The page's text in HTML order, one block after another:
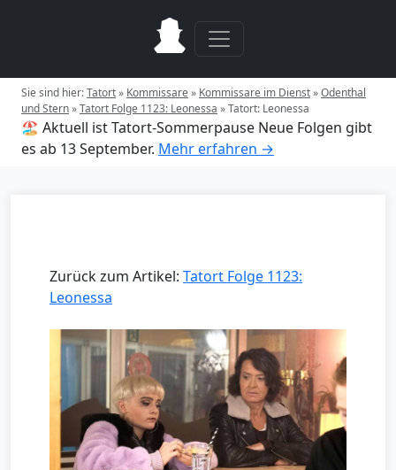
Sie sind hier:Tatort» Kommissare» Kommissare im Dienst»Odenthal
und Stern»Tatort Folge 1123: Leonessa »Tatort: Leonessa
🏖️ Aktuell ist Tatort-Sommerpause Neue Folgen gibt
es ab 13 September. Mehr erfahren →
Zurück zum Artikel: Tatort Folge 1123:
Leonessa